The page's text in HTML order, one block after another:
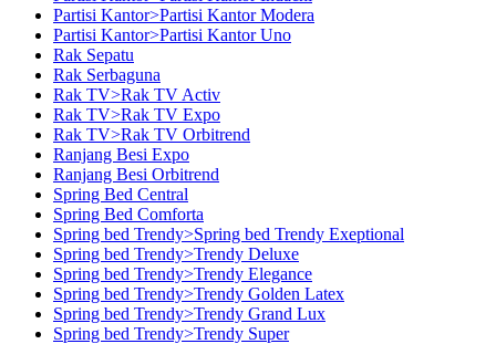
Partisi Kantor>Partisi Kantor Modera
Partisi Kantor>Partisi Kantor Uno
Rak Sepatu
Rak Serbaguna
Rak TV>Rak TV Activ
Rak TV>Rak TV Expo
Rak TV>Rak TV Orbitrend
Ranjang Besi Expo
Ranjang Besi Orbitrend
Spring Bed Central
Spring Bed Comforta
Spring bed Trendy>Spring bed Trendy Exeptional
Spring bed Trendy>Trendy Deluxe
Spring bed Trendy>Trendy Elegance
Spring bed Trendy>Trendy Golden Latex
Spring bed Trendy>Trendy Grand Lux
Spring bed Trendy>Trendy Super